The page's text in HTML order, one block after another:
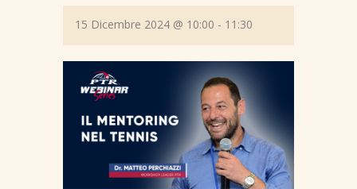
15 Dicembre 2024 @ 10:00 - 11:30